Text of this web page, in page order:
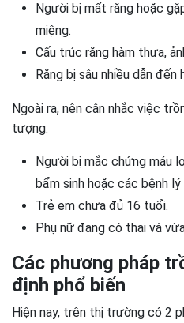
Người bị mất răng hoặc
miệng.
Cấu trúc răng hàm thưa,
Răng bị sâu nhiều dẫn đến
Ngoài ra, nên cân nhắc việc
tượng:
Người bị mắc chứng máu
bẩm sinh hoặc các bệnh lý
Trẻ em chưa đủ 16 tuổi.
Phụ nữ đang có thai và
Các phương pháp
định phổ biến
Hiện nay, trên thị trường có 2